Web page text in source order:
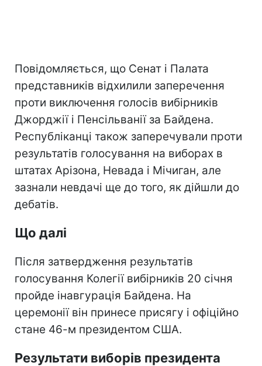
Повідомляється, що Сенат і Палата
представників відхилили заперечення
проти виключення голосів вибірників
Джорджії і Пенсільванії за Байдена.
Республіканці також заперечували проти
результатів голосування на виборах в
штатах Арізона, Невада і Мічиган, але
зазнали невдачі ще до того, як дійшли до
дебатів.
Що далі
Після затвердження результатів
голосування Колегії вибірників 20 січня
пройде інавгурація Байдена. На
церемонії він принесе присягу і офіційно
стане 46-м президентом США.
Результати виборів президента